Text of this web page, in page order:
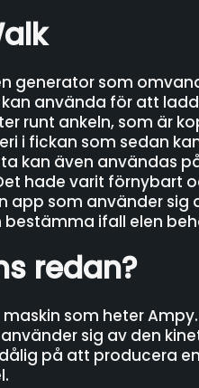
generator som
använda för att
runt ankeln, som är
i fickan som sedan
kan även användas
hade varit förnybart
app som använder sig
bestämma ifall elen
redan?
som heter
sig av den
på att producera